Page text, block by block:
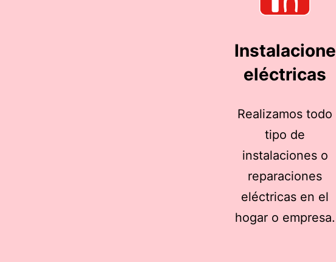
eléctricas
Realizamos todo
tipo de
instalaciones o
reparaciones
eléctricas en el
hogar o empresa.